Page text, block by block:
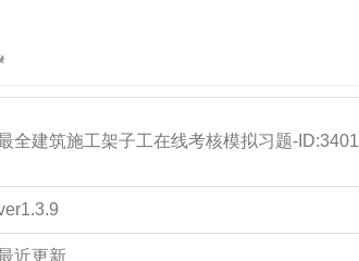
全建筑施工架子工在线考核模拟习题-ID:3401
近更新